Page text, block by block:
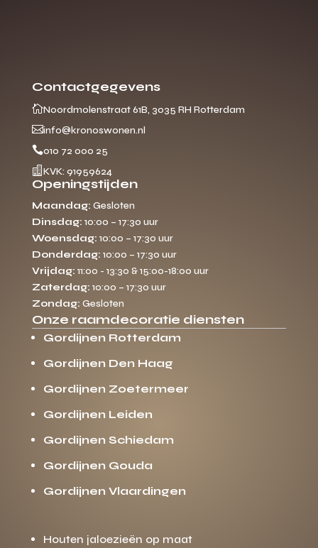
Contactgegevens
Noordmolenstraat 61B, 3035 RH Rotterdam
info@kronoswonen.nl
010 72 000 25
 KVK: 91959624
Openingstijden
Maandag: Gesloten
Dinsdag: 10:00 – 17:30 uur
Woensdag: 10:00 – 17:30 uur
Donderdag: 10:00 – 17:30 uur
Vrijdag: 11:00 - 13:30 & 15:00-18:00 uur
Zaterdag: 10:00 – 17:30 uur
Zondag: Gesloten
Onze raamdecoratie diensten
Gordijnen Rotterdam
Gordijnen Den Haag
Gordijnen Zoetermeer
Gordijnen Leiden
Gordijnen Schiedam
Gordijnen Gouda
Gordijnen Vlaardingen
Houten jaloezieën op maat